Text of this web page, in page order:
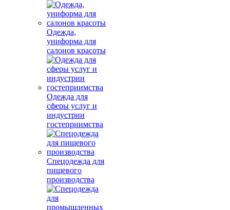
Одежда,
униформа для
салонов красоты
Одежда для
сферы услуг и
индустрии
гостеприимства
Спецодежда для
пищевого
производства